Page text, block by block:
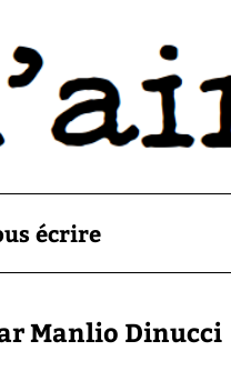
écrire
Manlio Dinucci